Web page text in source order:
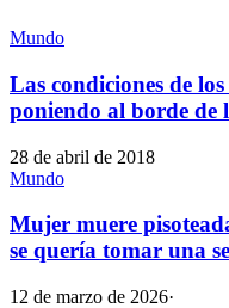
Mundo
Las condiciones de
poniendo al borde de
28 de abril de 2018
Mundo
Mujer muere
se quería tomar una
12 de marzo de 2026·